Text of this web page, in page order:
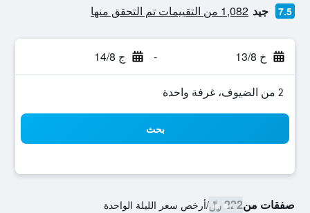
7.5 جيد 1,082 من التقييمات تم التحقق منها
خ 13/8 - ج 14/8
2 من الضيوف، غرفة واحدة
بحث
صفقات من222 ﷼ /أرخص سعر الليلة الواحدة